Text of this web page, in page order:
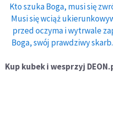
Kto szuka Boga, musi się
Musi się wciąż
przed oczyma i wytrwale
Boga, swój prawdziwy
Kup kubek i wesprzyj